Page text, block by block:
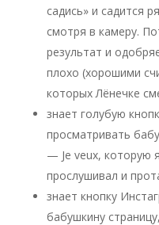
садись» и садится
смотря в камеру.
результат и
плохо (хорошими
которых Лёнечке
знает голубую
просматривать
— Je veux, которую
прослушивал и
знает кнопку
бабушкину